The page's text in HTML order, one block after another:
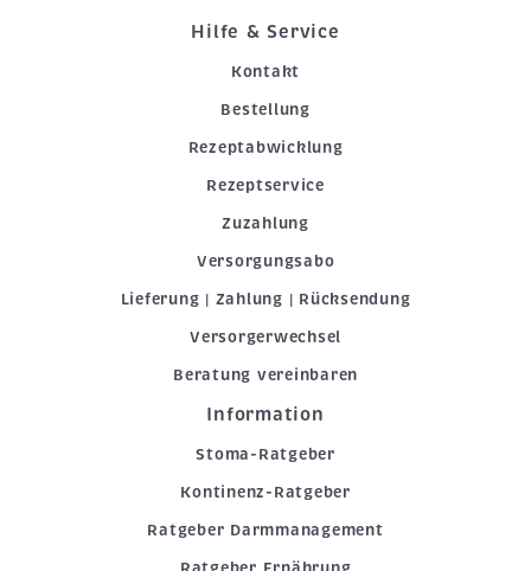
Hilfe & Service
Kontakt
Bestellung
Rezeptabwicklung
Rezeptservice
Zuzahlung
Versorgungsabo
Lieferung | Zahlung | Rücksendung
Versorgerwechsel
Beratung vereinbaren
Information
Stoma-Ratgeber
Kontinenz-Ratgeber
Ratgeber Darmmanagement